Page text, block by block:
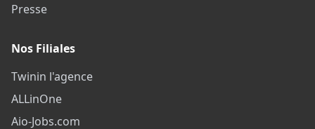
Presse
Nos Filiales
Twinin l'agence
ALLinOne
Aio-Jobs.com